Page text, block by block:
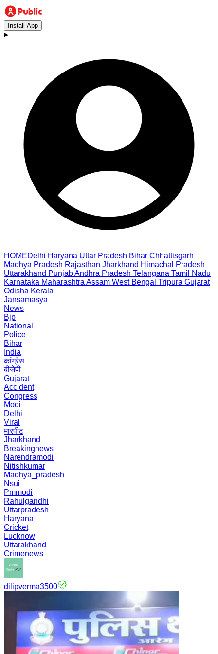
Install App
HOMEDelhi Haryana Uttar Pradesh Bihar Chhattisgarh
Madhya Pradesh Rajasthan Jharkhand Himachal Pradesh
Uttarakhand PunjabAndhra Pradesh Telangana Tamil Nadu
Karnataka Maharashtra Assam West Bengal Tripura Gujarat
Odisha Kerala
Jansamasya
News
Bjp
National
Police
Bihar
India
कांग्रेस
बीजेपी
Gujarat
Accident
Congress
Modi
Delhi
Viral
मारपीट
Jharkhand
Breakingnews
Narendramodi
Nitishkumar
Madhya_pradesh
Nsui
Pmmodi
Rahulgandhi
Uttarpradesh
Haryana
Cricket
Lucknow
Uttarakhand
Crimenews
dilipverma3500